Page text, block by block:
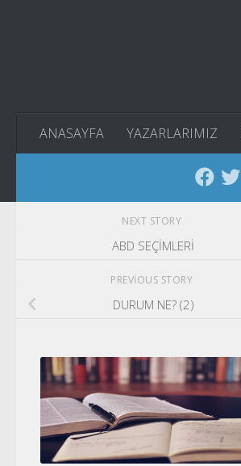
ANASAYFA YAZARLARIMIZ
NEXT STORY
ABD SEÇİMLERİ
PREVIOUS STORY
DURUM NE? (2)